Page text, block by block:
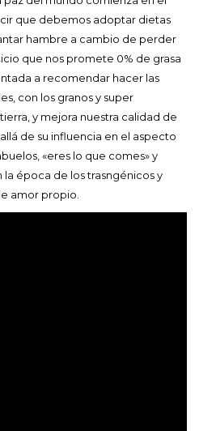
que debemos adoptar dietas
hambre a cambio de perder
que nos promete 0% de grasa
a recomendar hacer las
con los granos y super
y mejora nuestra calidad de
de su influencia en el aspecto
«eres lo que comes» y
época de los trasngénicos y
amor propio.